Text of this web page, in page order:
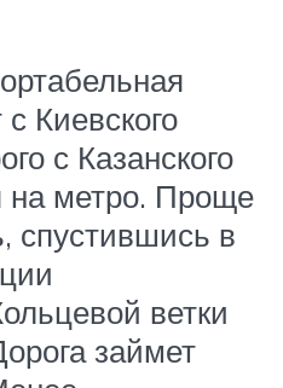
Киевского
с Казанского
на метро. Проще
спустившись в
ветки
займет